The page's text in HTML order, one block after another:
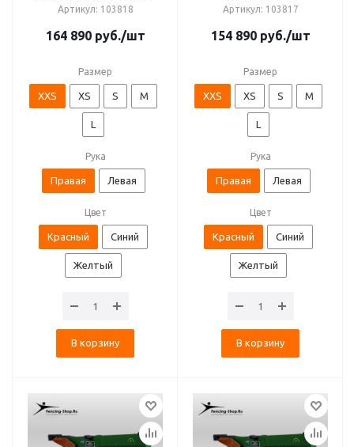
Артикул: 103818
164 890руб./шт
Размер
XXS XS S M
L
Рука
Правая Левая
Цвет
Красный Синий
Желтый
В корзину
Артикул: 103817
154 890руб./шт
Размер
XXS XS S M
L
Рука
Правая Левая
Цвет
Красный Синий
Желтый
В корзину